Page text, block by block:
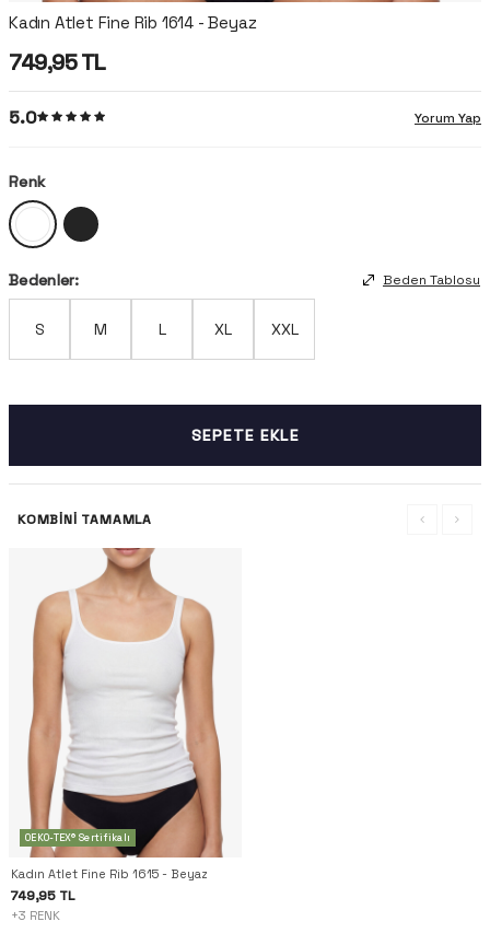
Kadın Atlet Fine Rib 1614 - Beyaz
749,95TL
5.0 Yorum Yap
Renk
Bedenler: Beden Tablosu
S M L XL XXL
SEPETE EKLE
KOMBINI TAMAMLA
OEKO-TEX® Sertifikalı
Kadın Atlet Fine Rib 1615 - Beyaz
749,95 TL
+3 RENK